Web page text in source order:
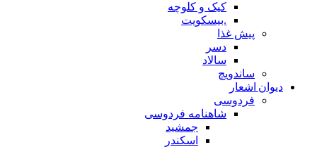
کیک و کلوچه
.بیسکویت
پیش غذا
دسر
سالاد
ساندویچ
دیوان اشعار
فردوسی
شاهنامه فردوسی
جمشید
اسکندر